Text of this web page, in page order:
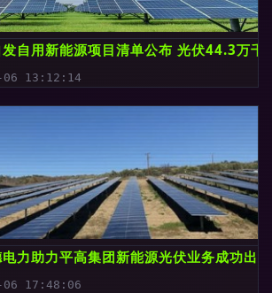
自用新能源项目清单公布 光伏44.3万千
06 13:12:14
力助力平高集团新能源光伏业务成功出
06 17:48:06